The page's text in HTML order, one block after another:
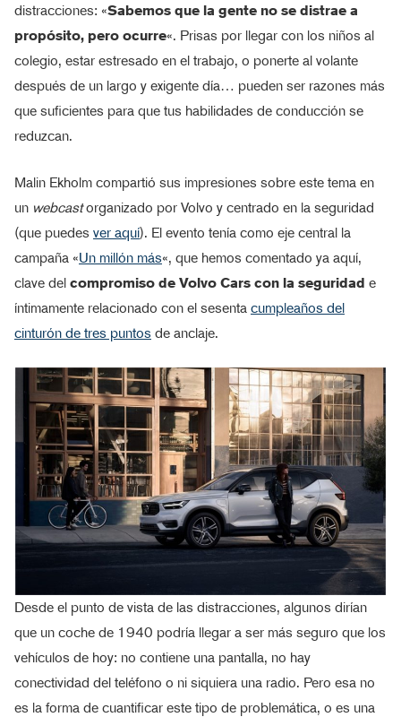
distracciones: «Sabemos que la gente no se distrae a
propósito, pero ocurre«. Prisas por llegar con los niños al
colegio, estar estresado en el trabajo, o ponerte al volante
después de un largo y exigente día… pueden ser razones más
que suficientes para que tus habilidades de conducción se
reduzcan.
Malin Ekholm compartió sus impresiones sobre este tema en
un webcastorganizado por Volvo y centrado en la seguridad
(que puedes ver aquí). El evento tenía como eje central la
campaña «Un millón más«, que hemos comentado ya aquí,
clave del compromiso de Volvo Cars con la seguridad e
íntimamente relacionado con el sesenta cumpleaños del
cinturón de tres puntos de anclaje.
Desde el punto de vista de las distracciones, algunos dirían
que un coche de 1940 podría llegar a ser más seguro que los
vehículos de hoy: no contiene una pantalla, no hay
conectividad del teléfono o ni siquiera una radio. Pero esa no
es la forma de cuantificar este tipo de problemática, o es una